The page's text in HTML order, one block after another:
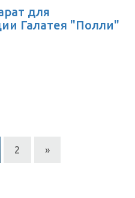
для
Галатея "Полли"
2 »